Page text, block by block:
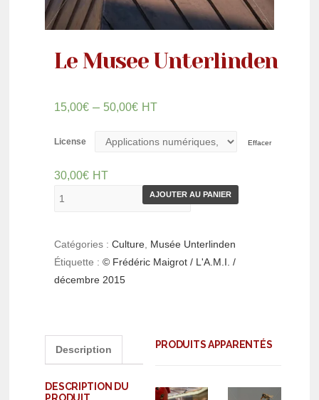
Le Musee Unterlinden
15,00€ – 50,00€ HT
License Effacer
30,00€ HT
AJOUTER AU PANIER
Catégories :Culture, Musée Unterlinden
Étiquette :© Frédéric Maigrot / L'A.M.I. /
décembre 2015
Description
DESCRIPTION DU
PRODUITS APPARENTÉS